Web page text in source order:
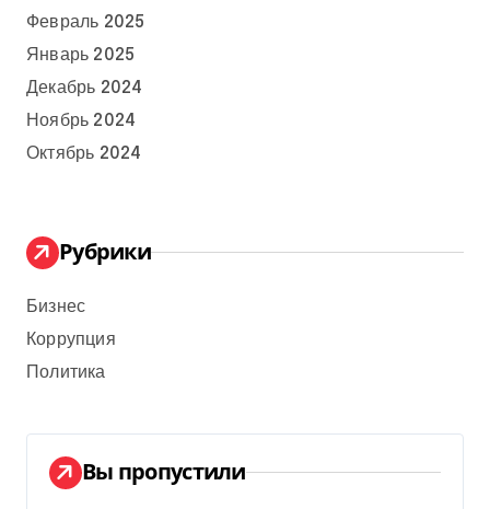
Февраль 2025
Январь 2025
Декабрь 2024
Ноябрь 2024
Октябрь 2024
Рубрики
Бизнес
Коррупция
Политика
Вы пропустили